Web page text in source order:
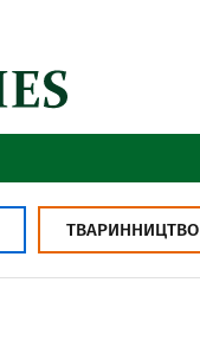
ТВАРИННИЦТВО